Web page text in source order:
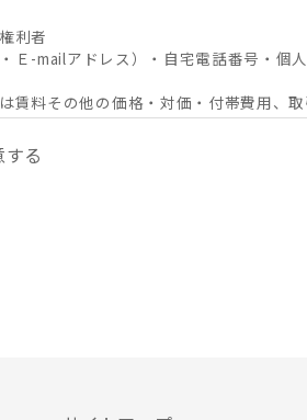
利者
Ｅ-mailアドレス）・自宅電話番号・個
賃料その他の価格・対価・付帯費用、
情報機関への信用照会、物件の管理等
パマンショップ本部及び加盟企業を含
る